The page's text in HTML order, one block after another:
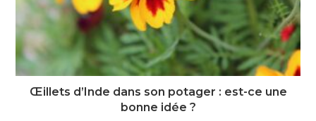
Œillets d’Inde dans son potager : est-ce une
bonne idée ?